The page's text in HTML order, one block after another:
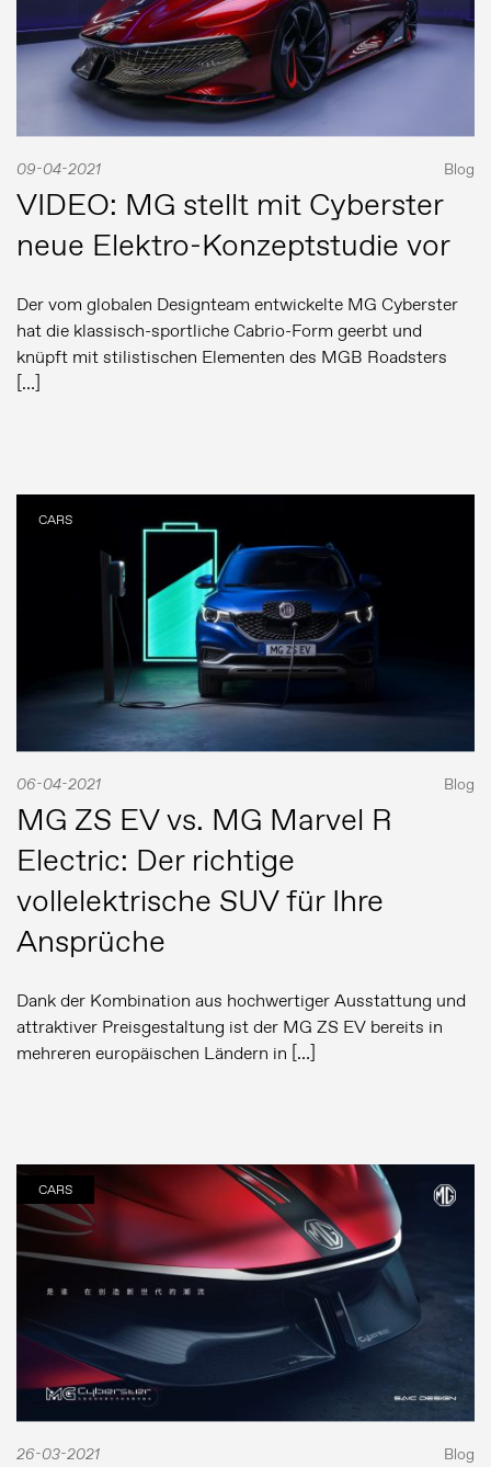
09-04-2021 Blog
VIDEO: MG stellt mit Cyberster
neue Elektro-Konzeptstudie vor
Der vom globalen Designteam entwickelte MG Cyberster
hat die klassisch-sportliche Cabrio-Form geerbt und
knüpft mit stilistischen Elementen des MGB Roadsters
[…]
CARS
06-04-2021 Blog
MG ZS EV vs. MG Marvel R
Electric: Der richtige
vollelektrische SUV für Ihre
Ansprüche
Dank der Kombination aus hochwertiger Ausstattung und
attraktiver Preisgestaltung ist der MG ZS EV bereits in
mehreren europäischen Ländern in […]
CARS
26-03-2021 Blog